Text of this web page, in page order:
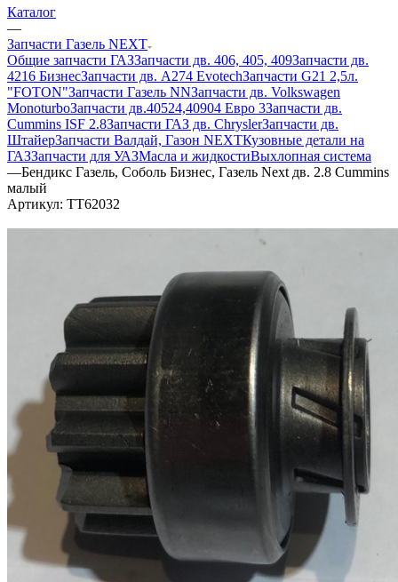
Каталог
—
Запчасти Газель NEXT
Общие запчасти ГАЗЗапчасти дв. 406, 405, 409Запчасти дв.
4216 БизнесЗапчасти дв. A274 EvotechЗапчасти G21 2,5л.
"FOTON"Запчасти Газель NNЗапчасти дв. Volkswagen
MonoturboЗапчасти дв.40524,40904 Евро 3Запчасти дв.
Cummins ISF 2.8Запчасти ГАЗ дв. ChryslerЗапчасти дв.
ШтайерЗапчасти Валдай, Газон NEXTКузовные детали на
ГАЗЗапчасти для УАЗМасла и жидкостиВыхлопная система
—Бендикс Газель, Соболь Бизнес, Газель Next дв. 2.8 Cummins
малый
Артикул: TT62032